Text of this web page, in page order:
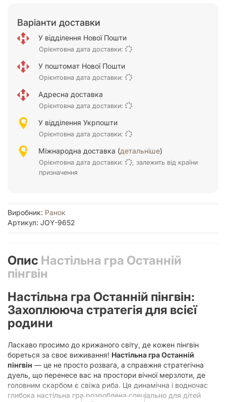
Варіанти доставки
У відділення Нової Пошти
Орієнтовна дата доставки:
У поштомат Нової Пошти
Орієнтовна дата доставки:
Адресна доставка
Орієнтовна дата доставки:
У відділення Укрпошти
Орієнтовна дата доставки:
Міжнародна доставка (детальніше)
Орієнтовна дата доставки:
, залежить від країни
призначення
Виробник: Ранок
Артикул: JOY-9652
Опис Настільна гра Останній
пінгвін
Настільна гра Останній пінгвін:
Захоплююча стратегія для всієї
родини
Ласкаво просимо до крижаного світу, де кожен пінгвін
бореться за своє виживання! Настільна гра Останній
пінгвін — це не просто розвага, а справжня стратегічна
дуель, що перенесе вас на простори вічної мерзлоти, де
головним скарбом є свіжа риба. Ця динамічна і водночас
глибока настільна гра розроблена спеціально для дітей